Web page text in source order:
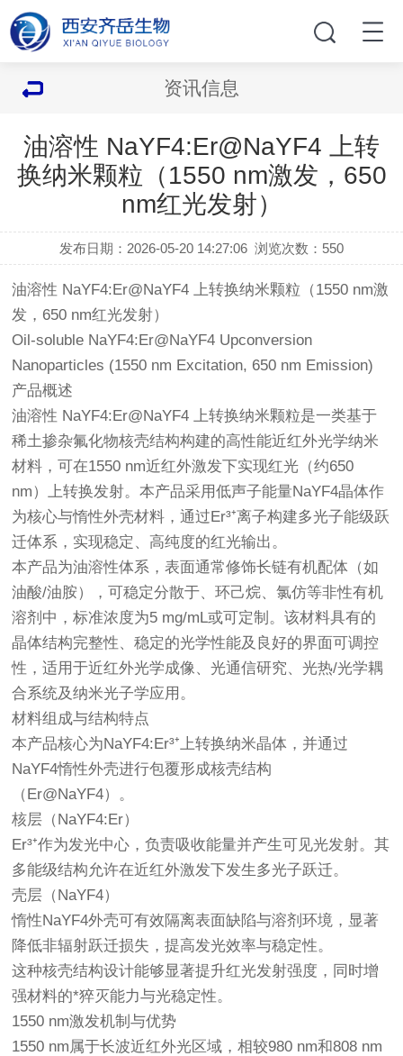
资讯信息
油溶性 NaYF4:Er@NaYF4 上转
换纳米颗粒（1550 nm激发，650
nm红光发射）
发布日期：2026-05-20 14:27:06 浏览次数： 550
油溶性 NaYF4:Er@NaYF4 上转换纳米颗粒（1550 nm激
发，650 nm红光发射）
Oil-soluble NaYF4:Er@NaYF4 Upconversion
Nanoparticles (1550 nm Excitation, 650 nm Emission)
产品概述
油溶性 NaYF4:Er@NaYF4 上转换纳米颗粒是一类基于
稀土掺杂氟化物核壳结构构建的高性能近红外光学纳米
材料，可在1550 nm近红外激发下实现红光（约650
nm）上转换发射。本产品采用低声子能量NaYF4晶体作
为核心与惰性外壳材料，通过Er³⁺离子构建多光子能级跃
迁体系，实现稳定、高纯度的红光输出。
本产品为油溶性体系，表面通常修饰长链有机配体（如
油酸/油胺），可稳定分散于、环己烷、氯仿等非性有机
溶剂中，标准浓度为5 mg/mL或可定制。该材料具有的
晶体结构完整性、稳定的光学性能及良好的界面可调控
性，适用于近红外光学成像、光通信研究、光热/光学耦
合系统及纳米光子学应用。
材料组成与结构特点
本产品核心为NaYF4:Er³⁺上转换纳米晶体，并通过
NaYF4惰性外壳进行包覆形成核壳结构
（Er@NaYF4）。
核层（NaYF4:Er）
Er³⁺作为发光中心，负责吸收能量并产生可见光发射。其
多能级结构允许在近红外激发下发生多光子跃迁。
壳层（NaYF4）
惰性NaYF4外壳可有效隔离表面缺陷与溶剂环境，显著
降低非辐射跃迁损失，提高发光效率与稳定性。
这种核壳结构设计能够显著提升红光发射强度，同时增
强材料的*猝灭能力与光稳定性。
1550 nm激发机制与优势
1550 nm属于长波近红外光区域，相较980 nm和808 nm